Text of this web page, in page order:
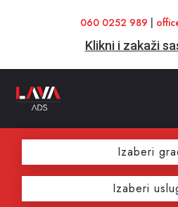
060 0252 989
Klikni i zakaži
Izaberi
Izaberi